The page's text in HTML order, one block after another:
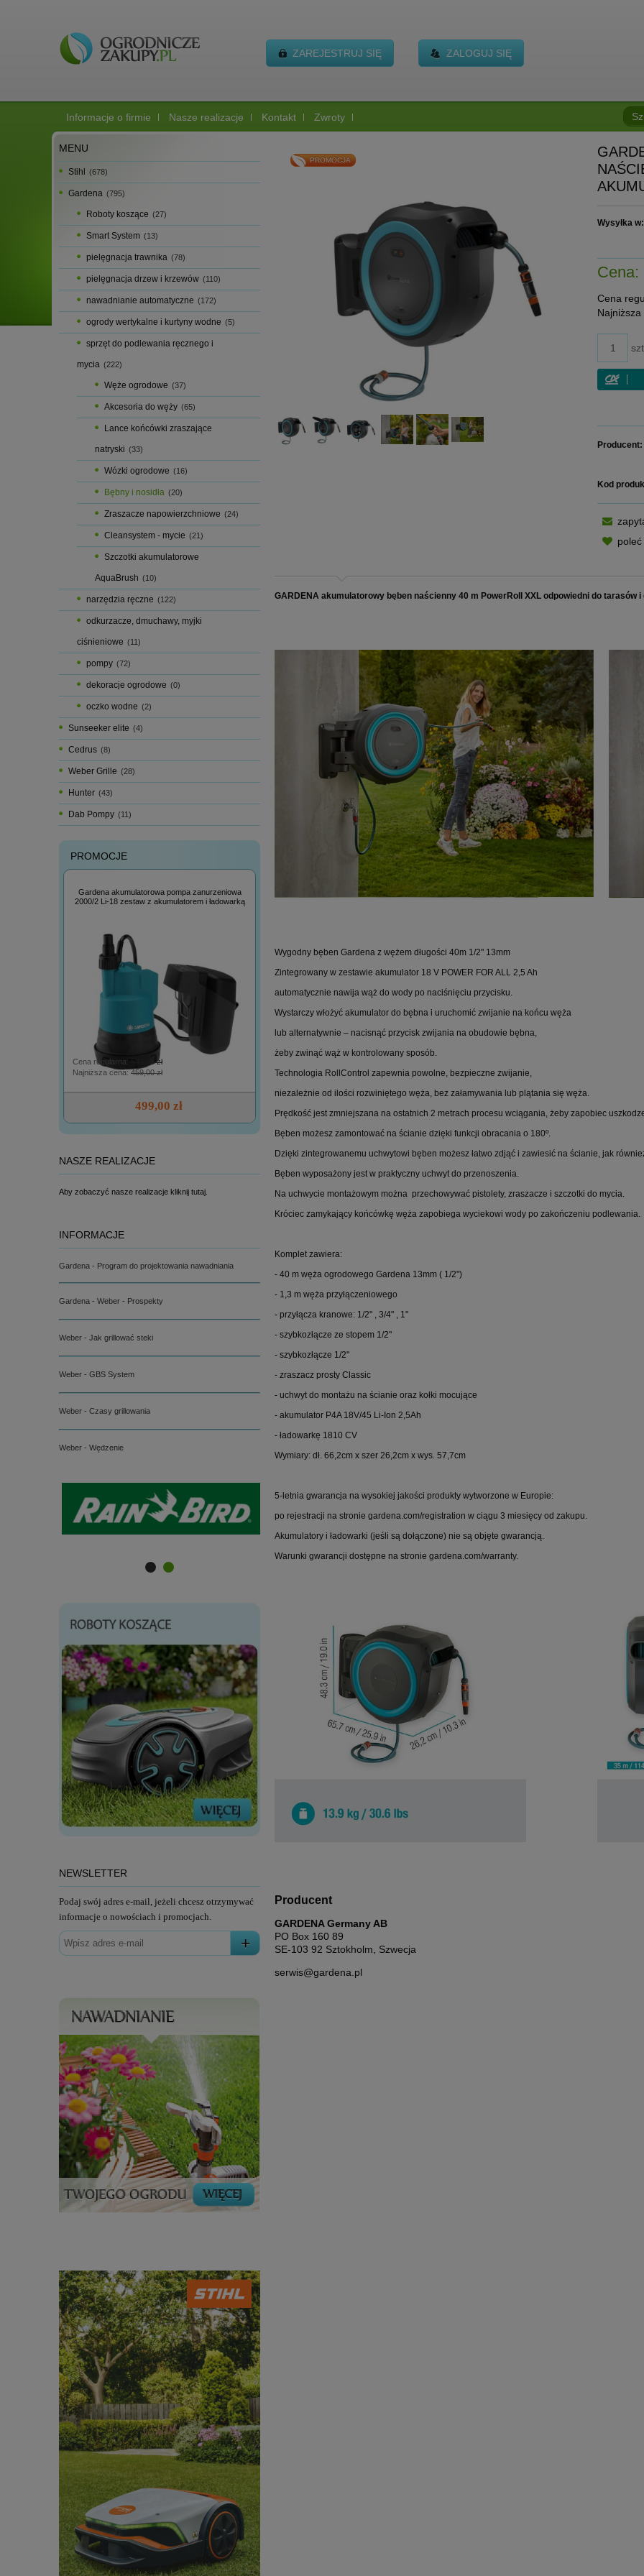
ZAREJESTRUJ SIĘ ZALOGUJ SIĘ
Informacje o firmie Nasze realizacje Kontakt Zwroty
MENU
Stihl (678)
Gardena (795)
Roboty koszące (27)
Smart System (13)
pielęgnacja trawnika (78)
pielęgnacja drzew i krzewów (110)
nawadnianie automatyczne (172)
ogrody wertykalne i kurtyny wodne (5)
sprzęt do podlewania ręcznego i
mycia (222)
Węże ogrodowe (37)
Akcesoria do węży (65)
Lance końcówki zraszające
natryski (33)
Wózki ogrodowe (16)
Bębny i nosidła (20)
Zraszacze napowierzchniowe (24)
Cleansystem - mycie (21)
Szczotki akumulatorowe
AquaBrush (10)
narzędzia ręczne (122)
odkurzacze, dmuchawy, myjki
ciśnieniowe (11)
pompy (72)
dekoracje ogrodowe (0)
oczko wodne (2)
Sunseeker elite (4)
Cedrus (8)
Weber Grille (28)
Hunter (43)
Dab Pompy (11)
PROMOCJE
Gardena akumulatorowa pompa zanurzeniowa
2000/2 Li-18 zestaw z akumulatorem i ładowarką
499,00 zł
Cena regularna:
534,00 zł
Najniższa cena:459,00 zł
Gardena wąż ogrodowy Classic 3/4 cala 50m
Najniższa cena:349,00 zł
Stihl Odkurzacz i dmuchawa spalinowa SH 86
Najniższa cena:
NASZE REALIZACJE
Aby zobaczyć nasze realizacje kliknij tutaj.
INFORMACJE
Gardena - Program do projektowania nawadniania
Gardena - Weber - Prospekty
Weber - Jak grillować steki
Weber - GBS System
Weber - Czasy grillowania
Weber - Wędzenie
NEWSLETTER
Podaj swój adres e-mail, jeżeli chcesz otrzymywać
informacje o nowościach i promocjach.
PROMOCJA
Wysyłka w:
Cena:
Cena
Producent:
Kod
GARDENA akumulatorowy bęben naścienny 40 m PowerRoll XXL odpowiedni do tarasów
Wygodny bęben Gardena z wężem długości 40m 1/2" 13mm
Zintegrowany w zestawie akumulator 18 V POWER FOR ALL 2,5 Ah
automatycznie nawija wąż do wody po naciśnięciu przycisku.
Wystarczy włożyć akumulator do bębna i uruchomić zwijanie na końcu węża
lub alternatywnie – nacisnąć przycisk zwijania na obudowie bębna,
żeby zwinąć wąż w kontrolowany sposób.
Technologia RollControl zapewnia powolne, bezpieczne zwijanie,
niezależnie od ilości rozwiniętego węża, bez załamywania lub plątania się węża.
Prędkość jest zmniejszana na ostatnich 2 metrach procesu wciągania, żeby zapobiec
Bęben możesz zamontować na ścianie dzięki funkcji obracania o 180º.
Dzięki zintegrowanemu uchwytowi bęben możesz łatwo zdjąć i zawiesić na ścianie, jak
Bęben wyposażony jest w praktyczny uchwyt do przenoszenia.
Na uchwycie montażowym można przechowywać pistolety, zraszacze i szczotki do mycia.
Króciec zamykający końcówkę węża zapobiega wyciekowi wody po zakończeniu podlewania.
Komplet zawiera:
- 40 m węża ogrodowego Gardena 13mm ( 1/2")
- 1,3 m węża przyłączeniowego
- przyłącza kranowe: 1/2" , 3/4" , 1"
- szybkozłącze ze stopem 1/2"
- szybkozłącze 1/2"
- zraszacz prosty Classic
- uchwyt do montażu na ścianie oraz kołki mocujące
- akumulator P4A 18V/45 Li-Ion 2,5Ah
- ładowarkę 1810 CV
Wymiary: dł. 66,2cm x szer 26,2cm x wys. 57,7cm
5-letnia gwarancja na wysokiej jakości produkty wytworzone w Europie:
po rejestracji na stronie gardena.com/registration w ciągu 3 miesięcy od zakupu.
Akumulatory i ładowarki (jeśli są dołączone) nie są objęte gwarancją.
Warunki gwarancji dostępne na stronie gardena.com/warranty.
Producent
GARDENA Germany AB
PO Box 160 89
SE-103 92 Sztokholm, Szwecja
serwis@gardena.pl